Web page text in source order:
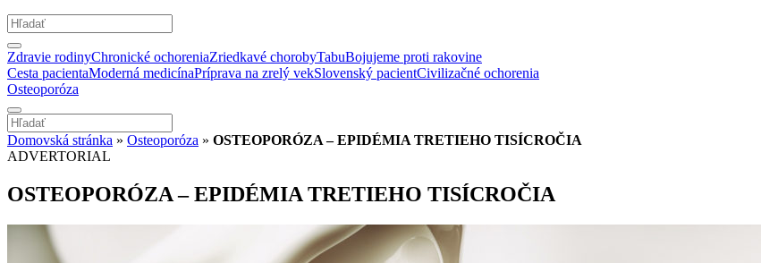
Zdravie rodinyChronické ochoreniaZriedkavé chorobyTabuBojujeme proti rakovine
Cesta pacientaModerná medicínaPríprava na zrelý vekSlovenský pacientCivilizačné ochorenia
Osteoporóza
Domovská stránka » Osteoporóza » OSTEOPORÓZA – EPIDÉMIA TRETIEHO TISÍCROČIA
ADVERTORIAL
OSTEOPORÓZA – EPIDÉMIA TRETIEHO TISÍCROČIA